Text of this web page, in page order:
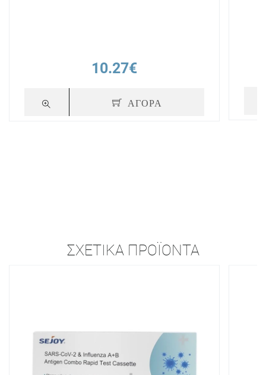
10.27€
ΑΓΟΡΑ
ΣΧΕΤΙΚΆ ΠΡΟΪΌΝΤΑ